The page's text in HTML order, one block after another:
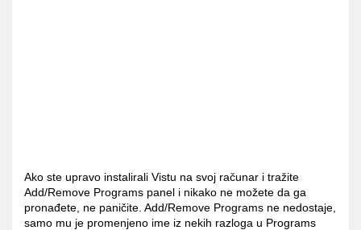
Ako ste upravo instalirali Vistu na svoj računar i tražite
Add/Remove Programs panel i nikako ne možete da ga
pronađete, ne paničite. Add/Remove Programs ne nedostaje,
samo mu je promenjeno ime iz nekih razloga u Programs